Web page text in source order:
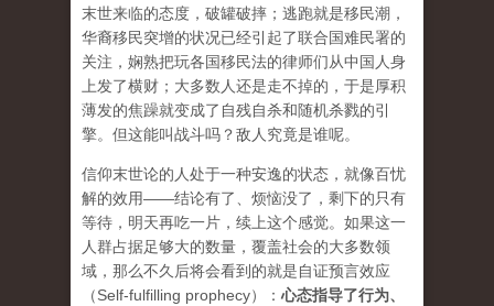
末世来临的态度，破罐破摔；逃跑就是移民潮，
华裔移民突增的状况已经引起了联合国难民署的
关注，娴熟把玩各国移民法的律师们从中国人身
上发了横财；大多数人还是走不掉的，于是厚积
薄发的焦躁就变成了自残自杀和随机杀戮的引
擎。但这能叫战斗吗？敌人究竟是谁呢。
信仰末世论的人处于一种安逸的状态，就像百忧
解的效用——结论有了、烦恼没了，剩下的只有
等待，明天再吃一片，续上这个感觉。如果这一
人群占据足够大的数量，覆盖社会的大多数领
域，那么不久后将会看到的就是自证预言效应
（Self-fulfilling prophecy）： 心态指导了行为、